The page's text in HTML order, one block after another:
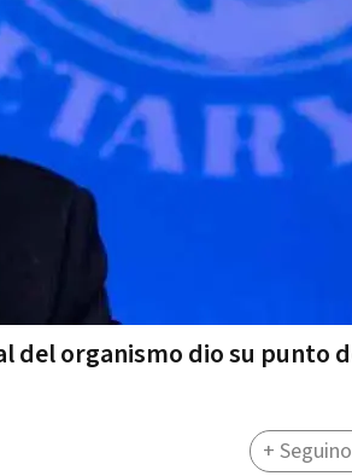
del organismo dio su punto
+